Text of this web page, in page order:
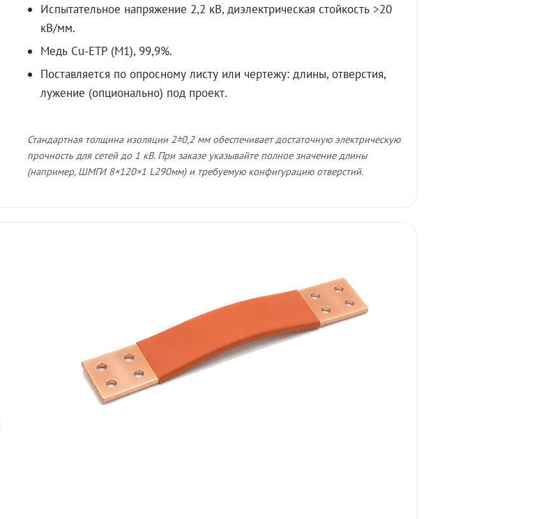
Испытательное напряжение 2,2 кВ, диэлектрическая стойкость >20
кВ/мм.
Медь Cu-ETP (M1), 99,9%.
Поставляется по опросному листу или чертежу: длины, отверстия,
лужение (опционально) под проект.
Стандартная толщина изоляции 2±0,2 мм обеспечивает достаточную электрическую
прочность для сетей до 1 кВ. При заказе указывайте полное значение длины
(например, ШМГИ 8×120×1 L290мм) и требуемую конфигурацию отверстий.